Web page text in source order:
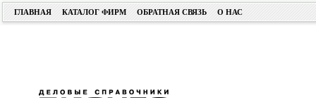
ГЛАВНАЯ КАТАЛОГ ФИРМ ОБРАТНАЯ СВЯЗЬ О НАС